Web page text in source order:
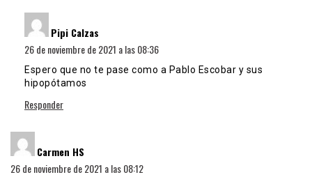
Pipi Calzas
26 de noviembre de 2021 a las 08:36
Espero que no te pase como a Pablo Escobar y sus
hipopótamos
Responder
Carmen HS
26 de noviembre de 2021 a las 08:12